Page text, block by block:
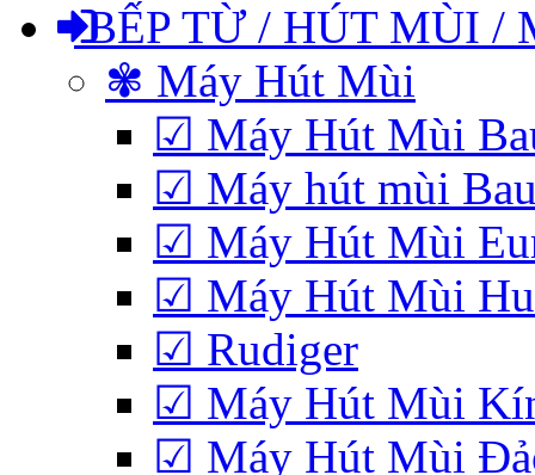
BẾP TỪ / HÚT MÙI /
✾ Máy Hút Mùi
☑ Máy Hút Mùi
☑ Máy hút mùi
☑ Máy Hút Mùi
☑ Máy Hút Mùi
☑ Rudiger
☑ Máy Hút Mùi
☑ Máy Hút Mùi